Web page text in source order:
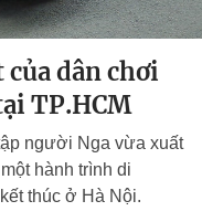
của dân chơi
TP.HCM
người Nga vừa xuất
hành trình di
thúc ở Hà Nội.